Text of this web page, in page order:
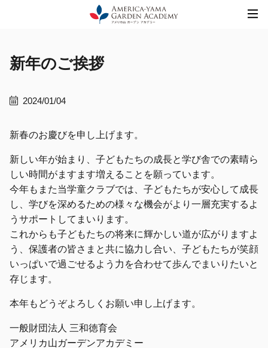
新年のご挨拶
2024/01/04
新春のお慶びを申し上げます。
新しい年が始まり、子どもたちの成長と学び舎での素晴ら
しい時間がますます増えることを願っています。
今年もまた当学童クラブでは、子どもたちが安心して成長
し、学びを深めるための様々な機会がより一層充実するよ
うサポートしてまいります。
これからも子どもたちの将来に輝かしい道が広がりますよ
う、保護者の皆さまと共に協力し合い、子どもたちが笑顔
いっぱいで過ごせるよう力を合わせて歩んでまいりたいと
存じます。
本年もどうぞよろしくお願い申し上げます。
一般財団法人 三和徳育会
アメリカ山ガーデンアカデミー